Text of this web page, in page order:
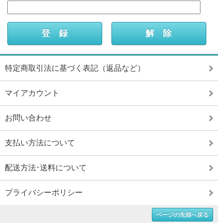
特定商取引法に基づく表記（返品など）
マイアカウント
お問い合わせ
支払い方法について
配送方法･送料について
プライバシーポリシー
ページの先頭へ戻る